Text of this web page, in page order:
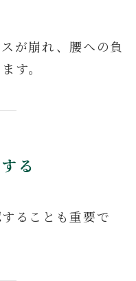
が崩れ、腰への負
す。
る
ることも重要で